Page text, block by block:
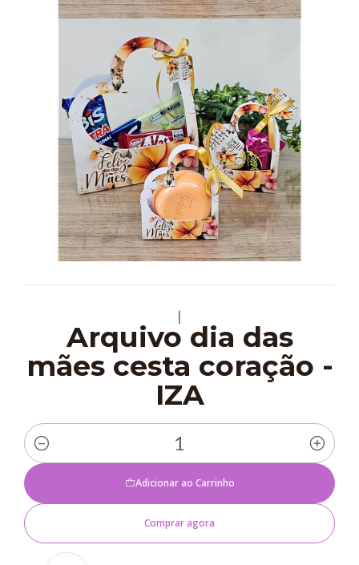
|
Arquivo dia das
mães cesta coração -
IZA
Quantidade
Adicionar ao Carrinho
Comprar agora